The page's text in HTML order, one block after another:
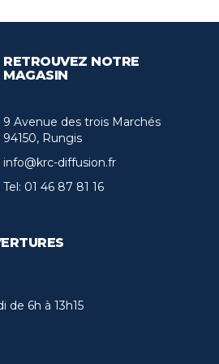
RETROUVEZ NOTRE
MAGASIN
9 Avenue des trois Marchés
94150, Rungis
info@krc-diffusion.fr
Tel: 01 46 87 81 16
de 6h à 13h15